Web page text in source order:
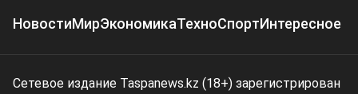
НовостиМирЭкономикаТехноСпортИнтересное
Сетевое издание Taspanews.kz (18+) зарегистрирован